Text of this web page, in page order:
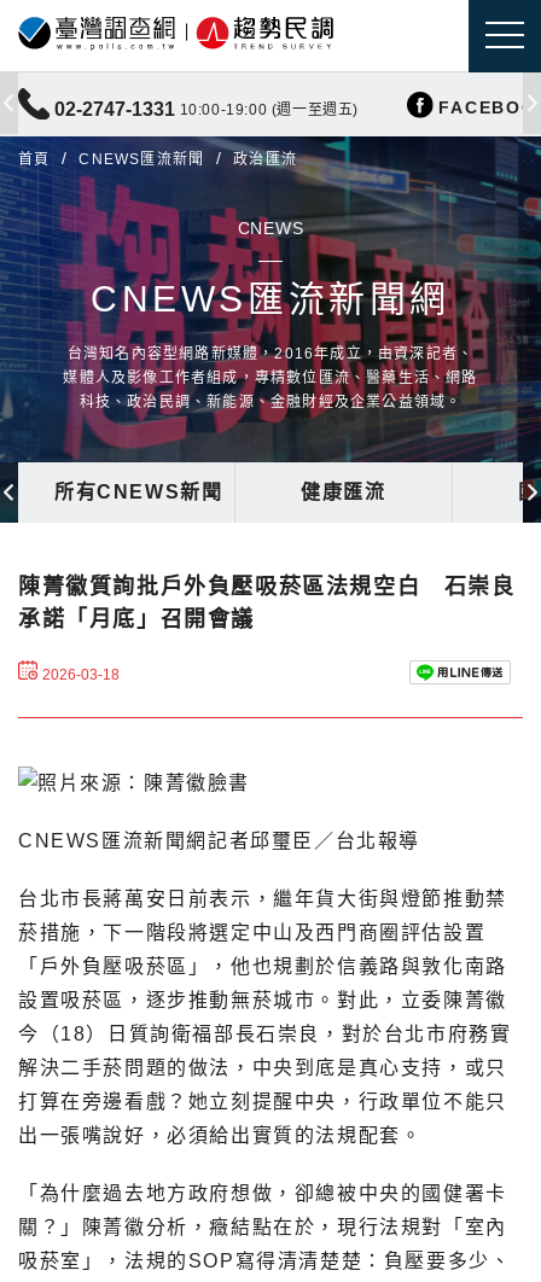
02-2747-1331 10:00-19:00 (週一至週五)
首頁 CNEWS匯流新聞 政治匯流
CNEWS
CNEWS匯流新聞網
台灣知名內容型網路新媒體，2016年成立，由資深記者、
媒體人及影像工作者組成，專精數位匯流、醫藥生活、網路
科技、政治民調、新能源、金融財經及企業公益領域。
所有CNEWS新聞 健康匯流
陳菁徽質詢批戶外負壓吸菸區法規空白 石崇良
承諾「月底」召開會議
2026-03-18
CNEWS匯流新聞網記者邱璽臣／台北報導
台北市長蔣萬安日前表示，繼年貨大街與燈節推動禁
菸措施，下一階段將選定中山及西門商圈評估設置
「戶外負壓吸菸區」，他也規劃於信義路與敦化南路
設置吸菸區，逐步推動無菸城市。對此，立委陳菁徽
今（18）日質詢衛福部長石崇良，對於台北市府務實
解決二手菸問題的做法，中央到底是真心支持，或只
打算在旁邊看戲？她立刻提醒中央，行政單位不能只
出一張嘴說好，必須給出實質的法規配套。
「為什麼過去地方政府想做，卻總被中央的國健署卡
關？」陳菁徽分析，癥結點在於，現行法規對「室內
吸菸室」，法規的SOP寫得清清楚楚：負壓要多少、